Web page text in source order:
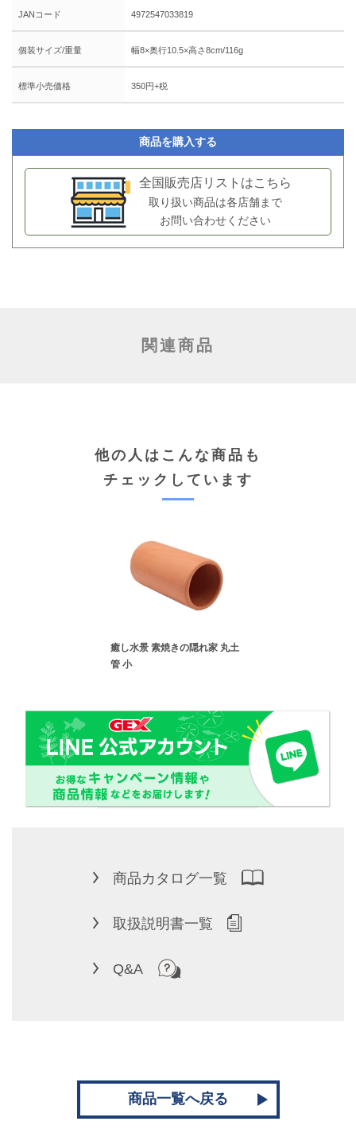
JANコード 4972547033819
個装サイズ/重量 幅8×奥行10.5×高さ8cm/116g
標準小売価格 350円+税
商品を購入する
全国販売店リストはこちら
取り扱い商品は各店舗まで
お問い合わせください
関連商品
他の人はこんな商品も
チェックしています
癒し水景 素焼きの隠れ家 丸土
管 小
商品カタログ一覧
取扱説明書一覧
Q&A
商品一覧へ戻る